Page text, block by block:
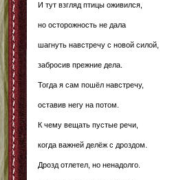
И тут взгляд птицы оживился,
но осторожность не дала
шагнуть навстречу с новой силой,
забросив прежние дела.
Тогда я сам пошёл навстречу,
оставив негу на потом.
К чему вещать пустые речи,
когда важней делёж с дроздом.
Дрозд отлетел, но ненадолго.